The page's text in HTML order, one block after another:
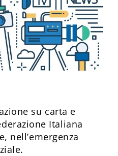
su carta e
Italiana
nell’emergenza